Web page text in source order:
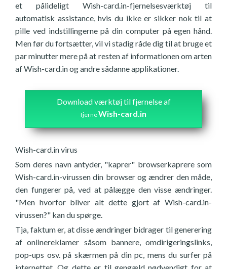
et pålideligt Wish-card.in-fjernelsesværktøj til
automatisk assistance, hvis du ikke er sikker nok til at
pille ved indstillingerne på din computer på egen hånd.
Men før du fortsætter, vil vi stadig råde dig til at bruge et
par minutter mere på at resten af informationen om arten
af Wish-card.in og andre sådanne applikationer.
Download værktøj til fjernelse af
fjerneWish-card.in
Wish-card.in virus
Som deres navn antyder, "kaprer" browserkaprere som
Wish-card.in-virussen din browser og ændrer den måde,
den fungerer på, ved at pålægge den visse ændringer.
"Men hvorfor bliver alt dette gjort af Wish-card.in-
virussen?" kan du spørge.
Tja, faktum er, at disse ændringer bidrager til generering
af onlinereklamer såsom bannere, omdirigeringslinks,
pop-ups osv. på skærmen på din pc, mens du surfer på